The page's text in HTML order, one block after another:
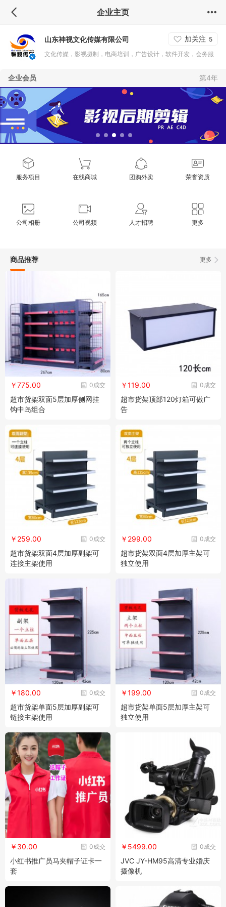
企业主页
山东神视文化传媒有限公司 加关注 5
文化传媒，影视摄制，电商培训，广告设计，软件开发，会务服
企业会员 第4年
服务项目 在线商城 团购外卖 荣誉资质
公司相册 公司视频 人才招聘 更多
更多
商品推荐
0成交
￥775.00
超市货架双面5层加厚侧网挂
钩中岛组合
0成交
￥119.00
超市货架顶部120灯箱可做广
告
0成交
￥259.00
超市货架双面4层加厚副架可
连接主架使用
0成交
￥299.00
超市货架双面4层加厚主架可
独立使用
0成交
￥180.00
超市货架单面5层加厚副架可
链接主架使用
0成交
￥199.00
超市货架单面5层加厚主架可
独立使用
0成交
￥30.00
小红书推广员马夹帽子证卡一
套
0成交
￥5499.00
JVC JY-HM95高清专业婚庆
摄像机